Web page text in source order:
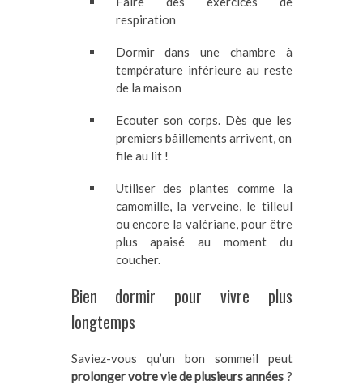
respiration
Dormir dans une chambre à
température inférieure au reste
de la maison
Ecouter son corps. Dès que les
premiers bâillements arrivent, on
file au lit !
Utiliser des plantes comme la
camomille, la verveine, le tilleul
ou encore la valériane, pour être
plus apaisé au moment du
coucher.
Bien dormir pour vivre plus
longtemps
Saviez-vous qu’un bon sommeil peut
prolonger votre vie de plusieurs années ?